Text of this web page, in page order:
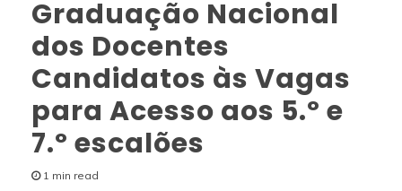
Graduação Nacional
dos Docentes
Candidatos às Vagas
para Acesso aos 5.º e
7.º escalões
1 min read